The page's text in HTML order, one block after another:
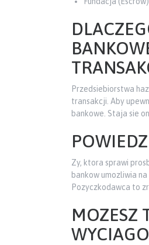
Przedsiebiorstwa
transakcji. Aby
bankowe. Staja sie
Zy, ktora sprawi
bankow umozliwia
Pozyczkodawca to
MOZESZ